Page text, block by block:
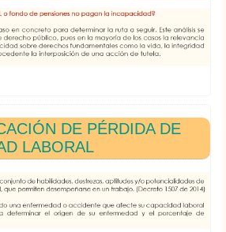
DE PÉRDIDA DE
LABORAL